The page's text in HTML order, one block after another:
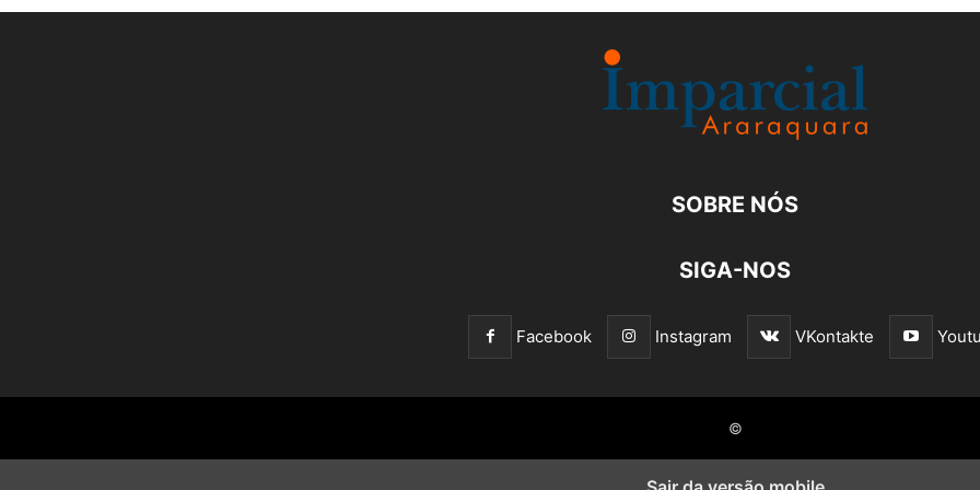
SOBRE NÓS
SIGA-NOS
Facebook Instagram VKontakte
©